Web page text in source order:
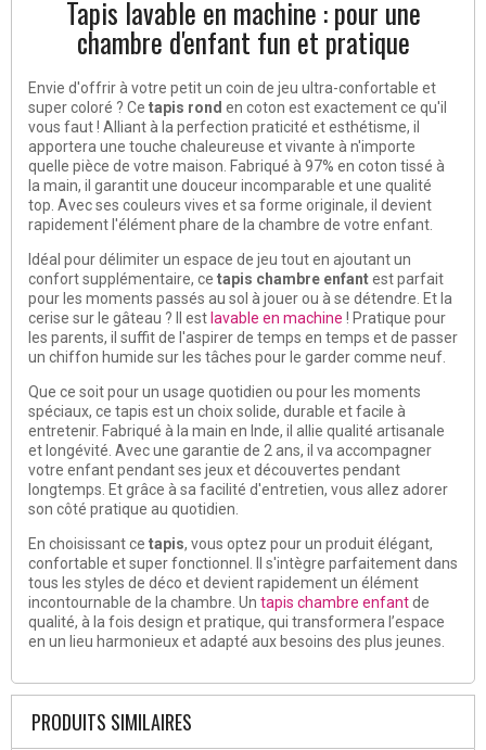
Tapis lavable en machine : pour une
chambre d'enfant fun et pratique
Envie d'offrir à votre petit un coin de jeu ultra-confortable et
super coloré ? Ce tapis rond en coton est exactement ce qu'il
vous faut ! Alliant à la perfection praticité et esthétisme, il
apportera une touche chaleureuse et vivante à n'importe
quelle pièce de votre maison. Fabriqué à 97% en coton tissé à
la main, il garantit une douceur incomparable et une qualité
top. Avec ses couleurs vives et sa forme originale, il devient
rapidement l'élément phare de la chambre de votre enfant.
Idéal pour délimiter un espace de jeu tout en ajoutant un
confort supplémentaire, ce tapis chambre enfantest parfait
pour les moments passés au sol à jouer ou à se détendre. Et la
cerise sur le gâteau ? Il est lavable en machine ! Pratique pour
les parents, il suffit de l'aspirer de temps en temps et de passer
un chiffon humide sur les tâches pour le garder comme neuf.
Que ce soit pour un usage quotidien ou pour les moments
spéciaux, ce tapis est un choix solide, durable et facile à
entretenir. Fabriqué à la main en Inde, il allie qualité artisanale
et longévité. Avec une garantie de 2 ans, il va accompagner
votre enfant pendant ses jeux et découvertes pendant
longtemps. Et grâce à sa facilité d'entretien, vous allez adorer
son côté pratique au quotidien.
En choisissant ce tapis, vous optez pour un produit élégant,
confortable et super fonctionnel. Il s'intègre parfaitement dans
tous les styles de déco et devient rapidement un élément
incontournable de la chambre. Un tapis chambre enfantde
qualité, à la fois design et pratique, qui transformera l’espace
en un lieu harmonieux et adapté aux besoins des plus jeunes.
PRODUITS SIMILAIRES